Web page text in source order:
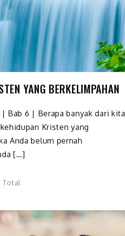
YANG BERKELIMPAHAN
Bab 6 | Berapa banyak dari kita
Kristen yang
Anda belum pernah
[…]
Total